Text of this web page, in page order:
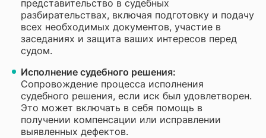
представительство в судебных
разбирательствах, включая подготовку и подачу
всех необходимых документов, участие в
заседаниях и защита ваших интересов перед
судом.
Исполнение судебного решения:
Сопровождение процесса исполнения
судебного решения, если иск был удовлетворен.
Это может включать в себя помощь в
получении компенсации или исправлении
выявленных дефектов.